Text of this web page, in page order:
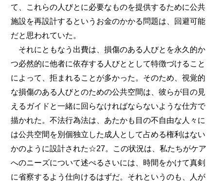
て、これらの人びとに必要なものを提供するために公共
施設を再設計するというお金のかかる問題は、回避可能
だと思われていた。
それにともなう出費は、損傷のある人びとを永久的か
つ必然的に他者に依存する人びととして特徴づけること
によって、拒まれることが多かった。そのため、視覚的
な損傷のある人びとのための公共空間は、彼らが目の見
えるガイドと一緒に回らなければならないような仕方で
描かれた。不法行為法は、あたかも目の不自由な人々に
は公共空間を別個独立した成人として占める権利はない
かのように設計された☆27。この状況は、私たちがケア
へのニーズについて述ぺるさいには、時間をかけて真剣
に省察するよう仕向けるはずだ。それというのも、人が